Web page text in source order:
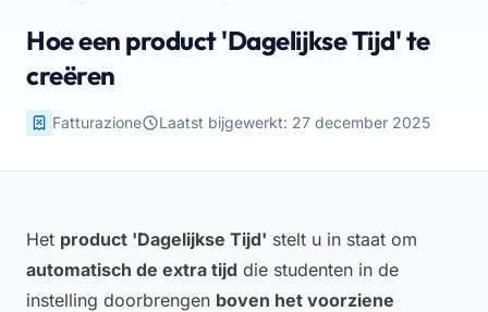
Hoe een product 'Dagelijkse Tijd' te
creëren
Fatturazione Laatst bijgewerkt: 27 december 2025
Het product 'Dagelijkse Tijd' stelt u in staat om
automatisch de extra tijd die studenten in de
instelling doorbrengen boven het voorziene